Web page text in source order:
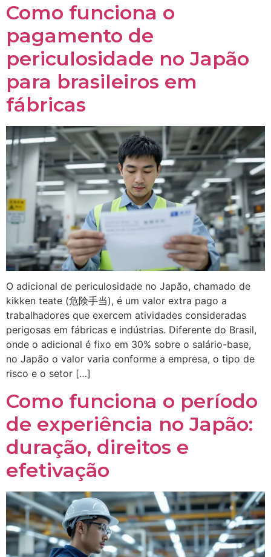
Como funciona o
pagamento de
periculosidade no Japão
para brasileiros em
fábricas
O adicional de periculosidade no Japão, chamado de
kikken teate (危険手当), é um valor extra pago a
trabalhadores que exercem atividades consideradas
perigosas em fábricas e indústrias. Diferente do Brasil,
onde o adicional é fixo em 30% sobre o salário-base,
no Japão o valor varia conforme a empresa, o tipo de
risco e o setor […]
Como funciona o período
de experiência no Japão:
duração, direitos e
efetivação